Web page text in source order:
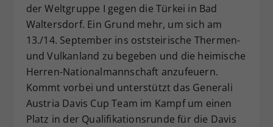
der Weltgruppe I gegen die Türkei in Bad
Waltersdorf. Ein Grund mehr, um sich am
13./14. September ins oststeirische Thermen-
und Vulkanland zu begeben und die heimische
Herren-Nationalmannschaft anzufeuern.
Kommt vorbei und unterstützt das Generali
Austria Davis Cup Team im Kampf um einen
Platz in der Qualifikationsrunde für die Davis